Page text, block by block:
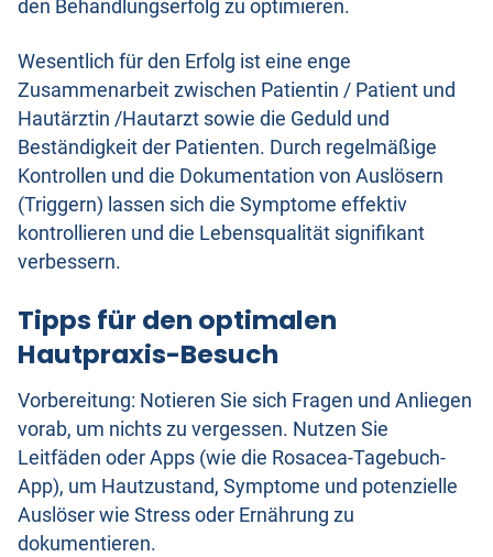
den Behandlungserfolg zu optimieren.
Wesentlich für den Erfolg ist eine enge
Zusammenarbeit zwischen Patientin / Patient und
Hautärztin /Hautarzt sowie die Geduld und
Beständigkeit der Patienten. Durch regelmäßige
Kontrollen und die Dokumentation von Auslösern
(Triggern) lassen sich die Symptome effektiv
kontrollieren und die Lebensqualität signifikant
verbessern.
Tipps für den optimalen
Hautpraxis-Besuch
Vorbereitung: Notieren Sie sich Fragen und Anliegen
vorab, um nichts zu vergessen. Nutzen Sie
Leitfäden oder Apps (wie die Rosacea-Tagebuch-
App), um Hautzustand, Symptome und potenzielle
Auslöser wie Stress oder Ernährung zu
dokumentieren.